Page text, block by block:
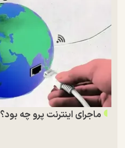
ماجرای اینترنت پرو چه بود؟